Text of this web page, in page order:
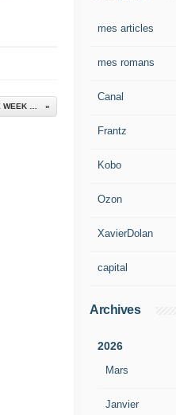
mes articles
mes romans
Canal
Frantz
Kobo
Ozon
XavierDolan
capital
Archives
2026
Mars
Janvier